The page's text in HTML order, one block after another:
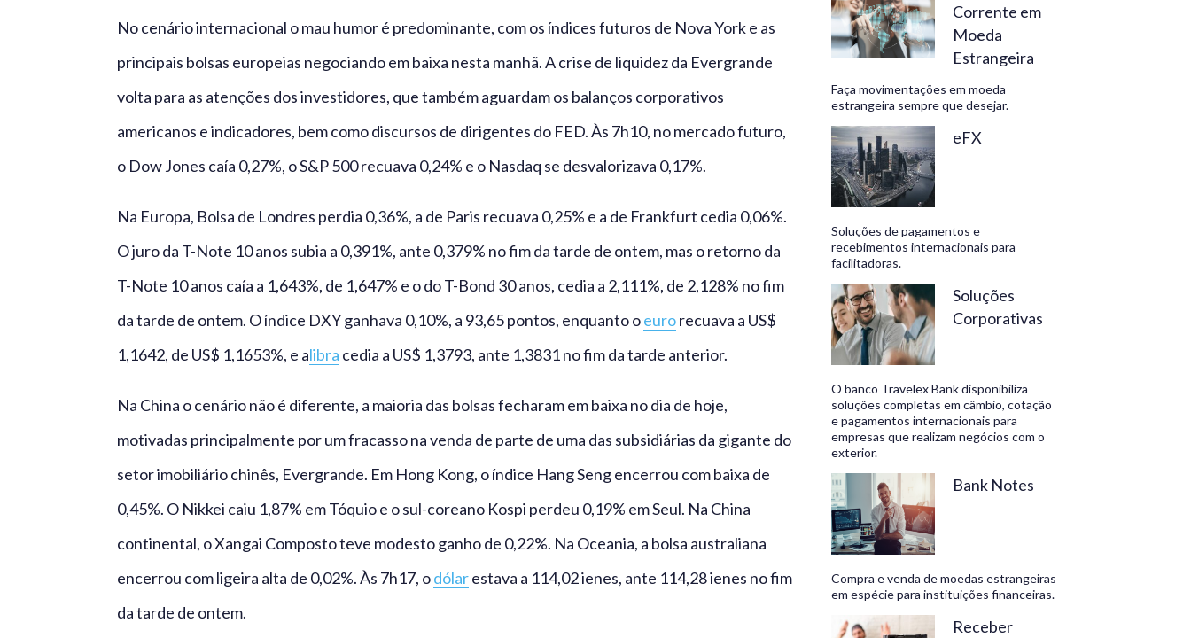
No cenário internacional o mau humor é predominante, com os índices futuros de Nova York e as
principais bolsas europeias negociando em baixa nesta manhã. A crise de liquidez da Evergrande
volta para as atenções dos investidores, que também aguardam os balanços corporativos
americanos e indicadores, bem como discursos de dirigentes do FED. Às 7h10, no mercado futuro,
o Dow Jones caía 0,27%, o S&P 500 recuava 0,24% e o Nasdaq se desvalorizava 0,17%.
Na Europa, Bolsa de Londres perdia 0,36%, a de Paris recuava 0,25% e a de Frankfurt cedia 0,06%.
O juro da T-Note 10 anos subia a 0,391%, ante 0,379% no fim da tarde de ontem, mas o retorno da
T-Note 10 anos caía a 1,643%, de 1,647% e o do T-Bond 30 anos, cedia a 2,111%, de 2,128% no fim
da tarde de ontem. O índice DXY ganhava 0,10%, a 93,65 pontos, enquanto oeurorecuava a US$
1,1642, de US$ 1,1653%, e alibra cedia a US$ 1,3793, ante 1,3831 no fim da tarde anterior.
Na China o cenário não é diferente, a maioria das bolsas fecharam em baixa no dia de hoje,
motivadas principalmente por um fracasso na venda de parte de uma das subsidiárias da gigante do
setor imobiliário chinês, Evergrande. Em Hong Kong, o índice Hang Seng encerrou com baixa de
0,45%. O Nikkei caiu 1,87% em Tóquio e o sul-coreano Kospi perdeu 0,19% em Seul. Na China
continental, o Xangai Composto teve modesto ganho de 0,22%. Na Oceania, a bolsa australiana
encerrou com ligeira alta de 0,02%. Às 7h17, odólarestava a 114,02 ienes, ante 114,28 ienes no fim
da tarde de ontem.
Corrente em
Moeda
Estrangeira
Faça movimentações em moeda
estrangeira sempre que desejar.
eFX
Soluções de pagamentos e
recebimentos internacionais para
facilitadoras.
Soluções
Corporativas
O banco Travelex Bank disponibiliza
soluções completas em câmbio, cotação
e pagamentos internacionais para
empresas que realizam negócios com o
exterior.
Bank Notes
Compra e venda de moedas estrangeiras
em espécie para instituições financeiras.
Receber